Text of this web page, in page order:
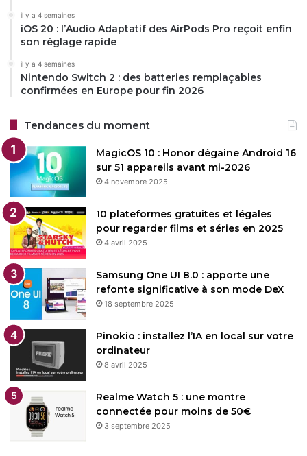
il y a 4 semaines
iOS 20 : l’Audio Adaptatif des AirPods Pro reçoit enfin
son réglage rapide
il y a 4 semaines
Nintendo Switch 2 : des batteries remplaçables
confirmées en Europe pour fin 2026
Tendances du moment
MagicOS 10 : Honor dégaine Android 16
sur 51 appareils avant mi-2026
4 novembre 2025
10 plateformes gratuites et légales
pour regarder films et séries en 2025
4 avril 2025
Samsung One UI 8.0 : apporte une
refonte significative à son mode DeX
18 septembre 2025
Pinokio : installez l’IA en local sur votre
ordinateur
8 avril 2025
Realme Watch 5 : une montre
connectée pour moins de 50€
3 septembre 2025